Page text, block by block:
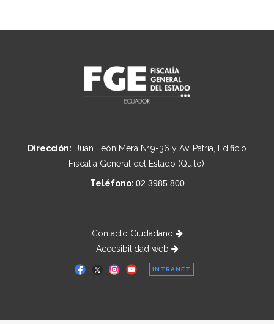
Dirección: Juan León Mera N19-36 y Av. Patria, Edificio
Fiscalía General del Estado (Quito).
Teléfono: 02 3985 800
Contacto Ciudadano
Accesibilidad web
INTRANET